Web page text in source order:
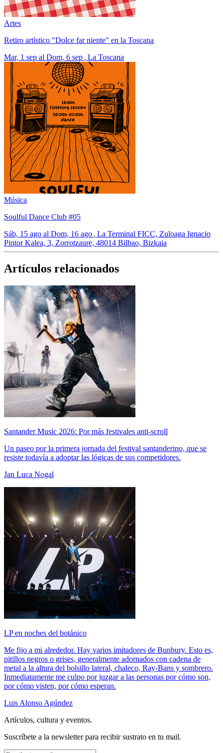
Artes
Retiro artístico "Dolce far niente" en la Toscana
Mar, 1 sep al Dom, 6 sep La Toscana
Música
Soulful Dance Club #05
Sáb, 15 ago al Dom, 16 ago La Terminal FICC, Zuloaga Ignacio
Pintor Kalea, 3, Zorrotzaure, 48014 Bilbao, Bizkaia
Artículos relacionados
Santander Music 2026: Por más festivales anti-scroll
Un paseo por la primera jornada del festival santanderino, que se
resiste todavía a adoptar las lógicas de sus competidores.
Jan Luca Nogal
LP en noches del botánico
Me fijo a mi alrededor. Hay varios imitadores de Bunbury. Esto es,
pitillos negros o grises, generalmente adornados con cadena de
metal a la altura del bolsillo lateral, chaleco, Ray-Bans y sombrero.
Inmediatamente me culpo por juzgar a las personas por cómo son,
por cómo visten, por cómo esperan.
Luis Alonso Agúndez
Artículos, cultura y eventos.
Suscríbete a la newsletter para recibir sustrato en tu mail.